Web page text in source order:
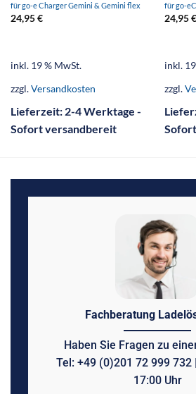
für go-e Charger Gemini & Gemini flex
24,95€
inkl. 19 % MwSt.
zzgl.Versandkosten
Lieferzeit: 2-4 Werktage -
Sofort versandbereit
für go-
24,95€
inkl.
zzgl.
Fachberatung
Haben Sie Fragen zu
Tel: +49 (0)201 72 999 732
17:00 Uhr